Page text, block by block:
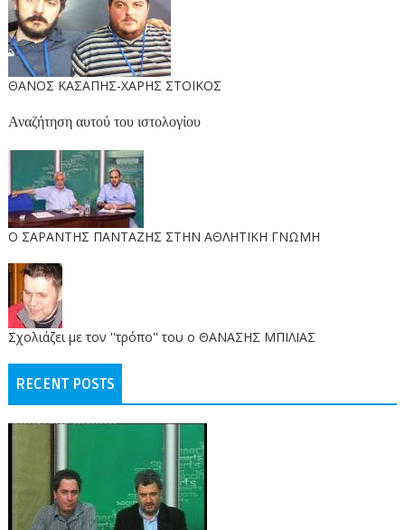
ΘΑΝΟΣ ΚΑΣΑΠΗΣ-ΧΑΡΗΣ ΣΤΟΙΚΟΣ
Αναζήτηση αυτού του ιστολογίου
O ΣΑΡΑΝΤΗΣ ΠΑΝΤΑΖΗΣ ΣΤΗΝ ΑΘΛΗΤΙΚΗ ΓΝΩΜΗ
Σχολιάζει με τον ''τρόπο'' του ο ΘΑΝΑΣΗΣ ΜΠΙΛΙΑΣ
RECENT POSTS